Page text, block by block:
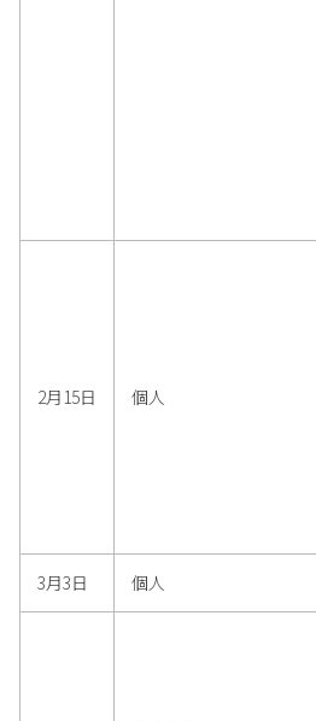
2月15日 個人
3月3日 個人